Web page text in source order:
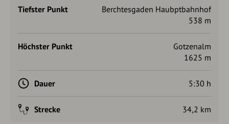
Tiefster Punkt
Berchtesgaden Haubptbahnhof
538 m
Höchster Punkt
Gotzenalm
1625 m
Dauer 5:30 h
Strecke 34,2 km